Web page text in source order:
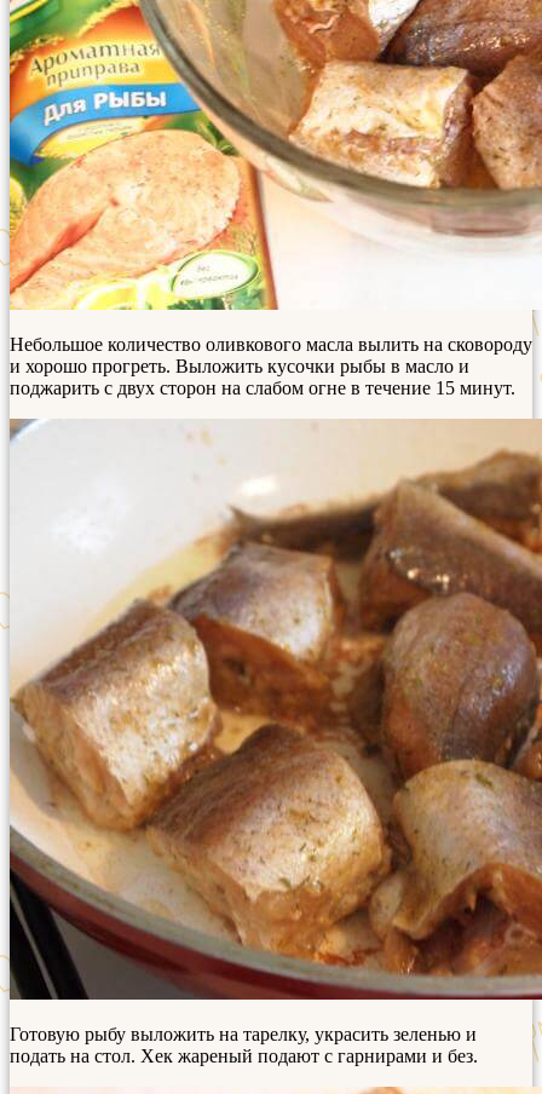
Небольшое количество оливкового масла вылить на сковороду
и хорошо прогреть. Выложить кусочки рыбы в масло и
поджарить с двух сторон на слабом огне в течение 15 минут.
Готовую рыбу выложить на тарелку, украсить зеленью и
подать на стол. Хек жареный подают с гарнирами и без.